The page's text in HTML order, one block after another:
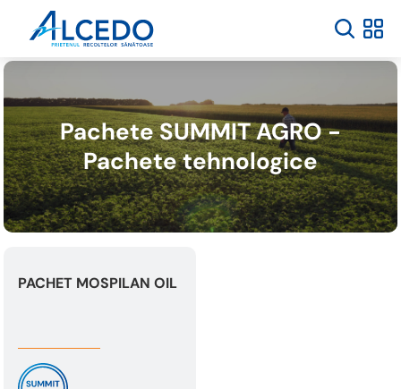
Pachete SUMMIT AGRO -
Pachete tehnologice
PACHET MOSPILAN OIL